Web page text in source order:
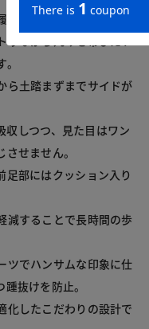
き心地へ進化。
ながら丸みを帯びたト
ら土踏まずまでサイドが
しつつ、見た目はワン
せません。
部にはクッション入り
減することで長時間の歩
ツでハンサムな印象に仕
抜けを防止。
化したこだわりの設計で